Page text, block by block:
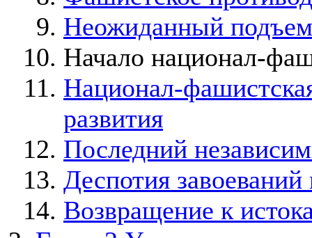
Неожиданный
Начало национал-
Национал-
развития
Последний
Деспотия
Возвращение к